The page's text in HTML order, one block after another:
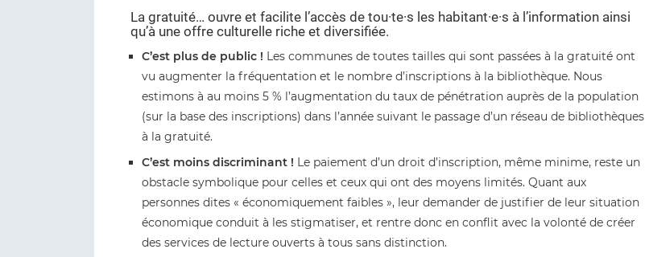
La gratuité… ouvre et facilite l’accès de tou·te·s les habitant·e·s à l’information ainsi
qu’à une offre culturelle riche et diversifiée.
C’est plus de public ! Les communes de toutes tailles qui sont passées à la gratuité ont
vu augmenter la fréquentation et le nombre d’inscriptions à la bibliothèque. Nous
estimons à au moins 5 % l’augmentation du taux de pénétration auprès de la population
(sur la base des inscriptions) dans l’année suivant le passage d’un réseau de bibliothèques
à la gratuité.
C’est moins discriminant ! Le paiement d’un droit d’inscription, même minime, reste un
obstacle symbolique pour celles et ceux qui ont des moyens limités. Quant aux
personnes dites « économiquement faibles », leur demander de justifier de leur situation
économique conduit à les stigmatiser, et rentre donc en conflit avec la volonté de créer
des services de lecture ouverts à tous sans distinction.